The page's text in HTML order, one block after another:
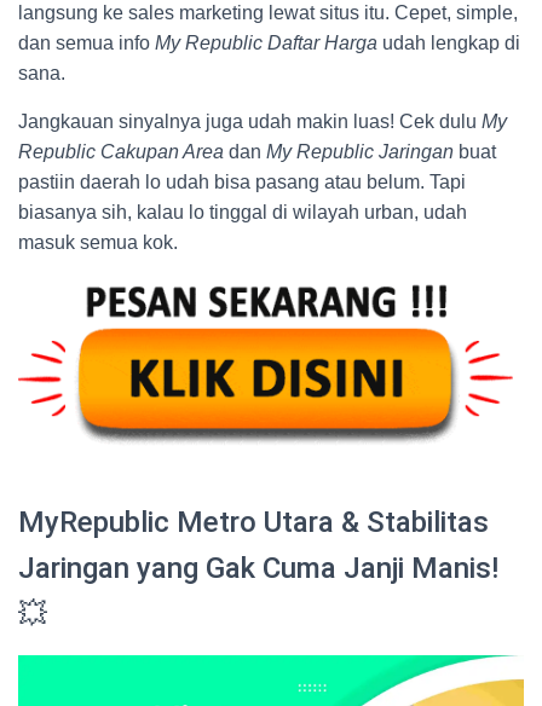
langsung ke sales marketing lewat situs itu. Cepet, simple,
dan semua info My Republic Daftar Harga udah lengkap di
sana.
Jangkauan sinyalnya juga udah makin luas! Cek dulu My
Republic Cakupan Area dan My Republic Jaringan buat
pastiin daerah lo udah bisa pasang atau belum. Tapi
biasanya sih, kalau lo tinggal di wilayah urban, udah
masuk semua kok.
MyRepublic Metro Utara & Stabilitas
Jaringan yang Gak Cuma Janji Manis!
💥